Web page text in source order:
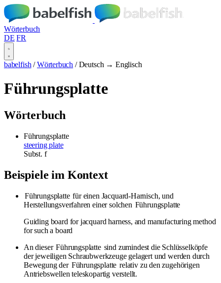
Wörterbuch
DE FR
babelfish / Wörterbuch / Deutsch → Englisch
Führungsplatte
Wörterbuch
Führungsplatte
steering plate
Subst. f
Beispiele im Kontext
Führungsplatte für einen Jacquard-Harnisch, und
Herstellungsverfahren einer solchen Führungsplatte
Guiding board for jacquard harness, and manufacturing method
for such a board
An dieser Führungsplatte sind zumindest die Schlüsselköpfe
der jeweiligen Schraubwerkzeuge gelagert und werden durch
Bewegung der Führungsplatte relativ zu den zugehörigen
Antriebswellen teleskopartig verstellt.